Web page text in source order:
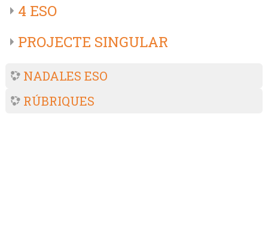
4 ESO
PROJECTE SINGULAR
NADALES ESO
RÚBRIQUES